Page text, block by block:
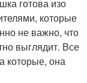
готова изо
которые
не важно, что
выглядит. Все
которые, она